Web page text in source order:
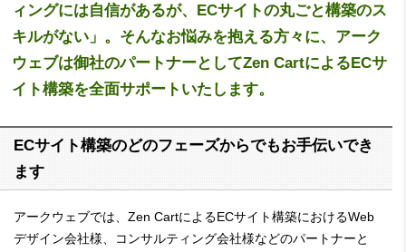
ィングには自信があるが、ECサイトの丸ごと構築のス
キルがない 」。そんなお悩みを抱える方々に、アーク
ウェブは御社のパートナーとしてZen CartによるECサ
イト構築を全面サポートいたします。
ECサイト構築のどのフェーズからでもお手伝いでき
ます
アークウェブでは、Zen CartによるECサイト構築におけるWeb
デザイン会社様、コンサルティング会社様などのパートナーと